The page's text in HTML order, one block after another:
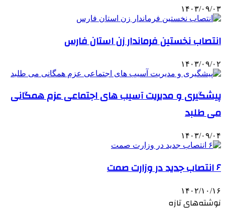
۱۴۰۳/۰۹/۰۳
انتصاب نخستین فرماندار زن استان فارس
۱۴۰۳/۰۹/۰۲
پیشگیری و مدیریت آسیب های اجتماعی عزم همگانی
می طلبد
۱۴۰۳/۰۹/۰۴
۶ انتصاب جدید در وزارت صمت
۱۴۰۲/۱۰/۱۶
نوشته‌های تازه